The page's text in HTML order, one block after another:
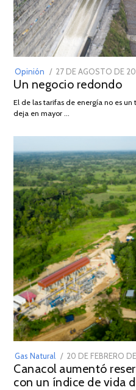
Opinión
POSTED
ON
27 DE AGOSTO DE
Un negocio redondo
El de las tarifas de energía no es
deja en mayor …
Gas Natural
POSTED
ON
20 DE FEBRERO
Canacol aumentó
con un índice de vida